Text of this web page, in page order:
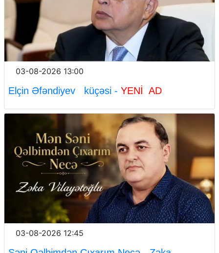
03-08-2026 13:00
Elçin Əfəndiyev küçəsi - YENİ AD
03-08-2026 12:45